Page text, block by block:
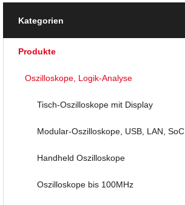
Kategorien
Produkte
Oszilloskope, Logik-Analyse
Tisch-Oszilloskope mit Display
Modular-Oszilloskope, USB, LAN, SoC
Handheld Oszilloskope
Oszilloskope bis 100MHz